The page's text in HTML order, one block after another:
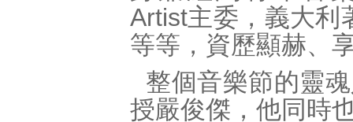
Artist主委，義大利
等等，資歷顯赫、
整個音樂節的靈
授嚴俊傑，他同時